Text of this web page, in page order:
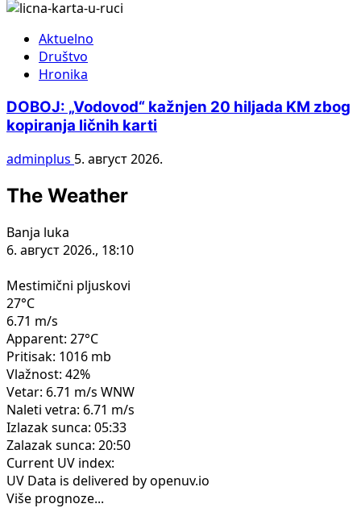
Aktuelno
Društvo
Hronika
DOBOJ: „Vodovod“ kažnjen 20 hiljada KM zbog
kopiranja ličnih karti
adminplus 5. август 2026.
The Weather
Banja luka
6. август 2026., 18:10
Mestimični pljuskovi
27°C
6.71 m/s
Apparent: 27°C
Pritisak: 1016 mb
Vlažnost: 42%
Vetar: 6.71 m/s WNW
Naleti vetra: 6.71 m/s
Izlazak sunca: 05:33
Zalazak sunca: 20:50
Current UV index:
UV Data is delivered by openuv.io
Više prognoze...